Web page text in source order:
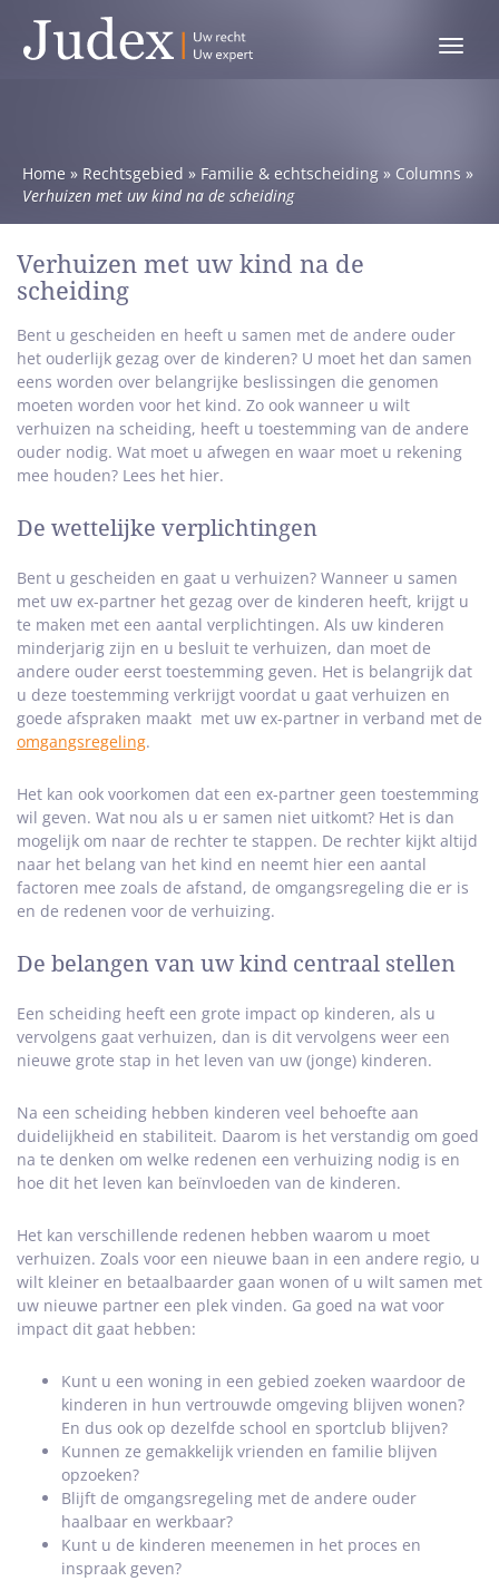
Toggle
Home » Rechtsgebied » Familie & echtscheiding » Columns »
Verhuizen met uw kind na de scheiding
Verhuizen met uw kind na de
scheiding
Bent u gescheiden en heeft u samen met de andere ouder
het ouderlijk gezag over de kinderen? U moet het dan samen
eens worden over belangrijke beslissingen die genomen
moeten worden voor het kind. Zo ook wanneer u wilt
verhuizen na scheiding, heeft u toestemming van de andere
ouder nodig. Wat moet u afwegen en waar moet u rekening
mee houden? Lees het hier.
De wettelijke verplichtingen
Bent u gescheiden en gaat u verhuizen? Wanneer u samen
met uw ex-partner het gezag over de kinderen heeft, krijgt u
te maken met een aantal verplichtingen. Als uw kinderen
minderjarig zijn en u besluit te verhuizen, dan moet de
andere ouder eerst toestemming geven. Het is belangrijk dat
u deze toestemming verkrijgt voordat u gaat verhuizen en
goede afspraken maakt met uw ex-partner in verband met de
omgangsregeling.
Het kan ook voorkomen dat een ex-partner geen toestemming
wil geven. Wat nou als u er samen niet uitkomt? Het is dan
mogelijk om naar de rechter te stappen. De rechter kijkt altijd
naar het belang van het kind en neemt hier een aantal
factoren mee zoals de afstand, de omgangsregeling die er is
en de redenen voor de verhuizing.
De belangen van uw kind centraal stellen
Een scheiding heeft een grote impact op kinderen, als u
vervolgens gaat verhuizen, dan is dit vervolgens weer een
nieuwe grote stap in het leven van uw (jonge) kinderen.
Na een scheiding hebben kinderen veel behoefte aan
duidelijkheid en stabiliteit. Daarom is het verstandig om goed
na te denken om welke redenen een verhuizing nodig is en
hoe dit het leven kan beïnvloeden van de kinderen.
Het kan verschillende redenen hebben waarom u moet
verhuizen. Zoals voor een nieuwe baan in een andere regio, u
wilt kleiner en betaalbaarder gaan wonen of u wilt samen met
uw nieuwe partner een plek vinden. Ga goed na wat voor
impact dit gaat hebben:
Kunt u een woning in een gebied zoeken waardoor de
kinderen in hun vertrouwde omgeving blijven wonen?
En dus ook op dezelfde school en sportclub blijven?
Kunnen ze gemakkelijk vrienden en familie blijven
opzoeken?
Blijft de omgangsregeling met de andere ouder
haalbaar en werkbaar?
Kunt u de kinderen meenemen in het proces en
inspraak geven?